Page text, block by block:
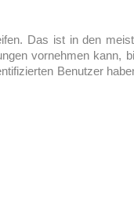
Das ist in den
vornehmen kann,
Benutzer